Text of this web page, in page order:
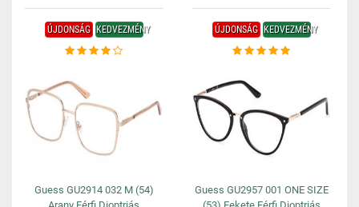
ÚJDONSÁG KEDVEZMÉNY
Guess GU2914 032 M (54)
ÚJDONSÁG KEDVEZMÉNY
Guess GU2957 001 ONE SIZE